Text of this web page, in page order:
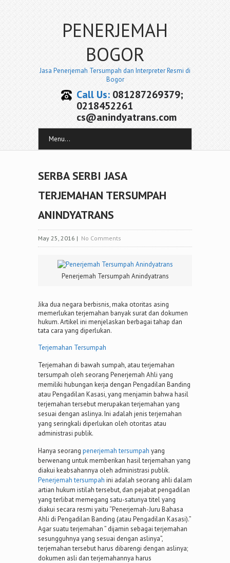
PENERJEMAH
BOGOR
Jasa Penerjemah Tersumpah dan Interpreter Resmi di
Bogor
Call Us:081287269379;
0218452261
cs@anindyatrans.com
Menu...
SERBA SERBI JASA
TERJEMAHAN TERSUMPAH
ANINDYATRANS
May 25, 2016 | No Comments
Penerjemah Tersumpah Anindyatrans
Jika dua negara berbisnis, maka otoritas asing
memerlukan terjemahan banyak surat dan dokumen
hukum. Artikel ini menjelaskan berbagai tahap dan
tata cara yang diperlukan.
Terjemahan Tersumpah
Terjemahan di bawah sumpah, atau terjemahan
tersumpah oleh seorang Penerjemah Ahli yang
memiliki hubungan kerja dengan Pengadilan Banding
atau Pengadilan Kasasi, yang menjamin bahwa hasil
terjemahan tersebut merupakan terjemahan yang
sesuai dengan aslinya. Ini adalah jenis terjemahan
yang seringkali diperlukan oleh otoritas atau
administrasi publik.
Hanya seorang penerjemah tersumpah yang
berwenang untuk memberikan hasil terjemahan yang
diakui keabsahannya oleh administrasi publik.
Penerjemah tersumpah ini adalah seorang ahli dalam
artian hukum istilah tersebut, dan pejabat pengadilan
yang terlibat memegang satu-satunya titel yang
diakui secara resmi yaitu “Penerjemah-Juru Bahasa
Ahli di Pengadilan Banding (atau Pengadilan Kasasi).”
Agar suatu terjemahan ” dijamin sebagai terjemahan
sesungguhnya yang sesuai dengan aslinya”,
terjemahan tersebut harus dibarengi dengan aslinya;
dokumen asli dan terjemahannya harus